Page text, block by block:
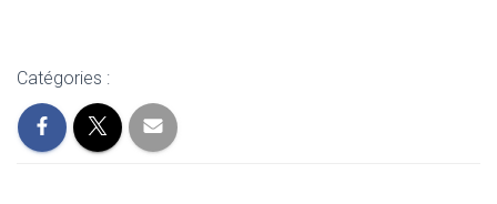
Catégories :